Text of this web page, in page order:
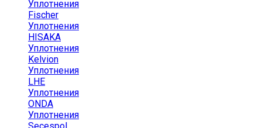
Уплотнения
Fischer
Уплотнения
HISAKA
Уплотнения
Kelvion
Уплотнения
LHE
Уплотнения
ONDA
Уплотнения
Secespol